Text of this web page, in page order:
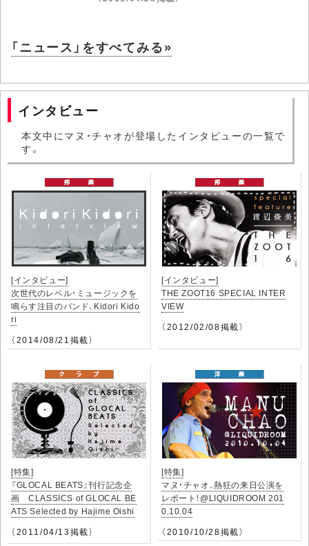
「ニュース」をすべてみる»
インタビュー
本文中にマヌ・チャオが登場したインタビューの一覧で
す。
[インタビュー]
次世代のレベル・ミュージックを
鳴らす注目のバンド、Kidori Kido
ri
（2014/08/21掲載）
[インタビュー]
THE ZOOT16 SPECIAL INTER
VIEW
（2012/02/08掲載）
[特集]
『GLOCAL BEATS』刊行記念企
画 CLASSICS of GLOCAL BE
ATS Selected by Hajime Oishi
（2011/04/13掲載）
[特集]
マヌ・チャオ、熱狂の来日公演を
レポート！@LIQUIDROOM 201
0.10.04
（2010/10/28掲載）